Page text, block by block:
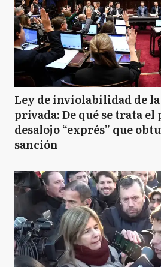
Ley de inviolabilidad de
privada: De qué se trata
desalojo “exprés” que
sanción